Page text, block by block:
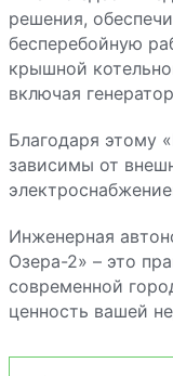
решения,
бесперебойную
крышной
включая
Благодаря этому
зависимы от
Инженерная
Озера-2» – это
современной
ценность вашей